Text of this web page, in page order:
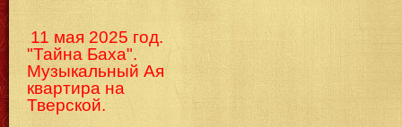
11 мая 2025 год.
"Тайна Баха".
Музыкальный Ая
квартира на
Тверской.